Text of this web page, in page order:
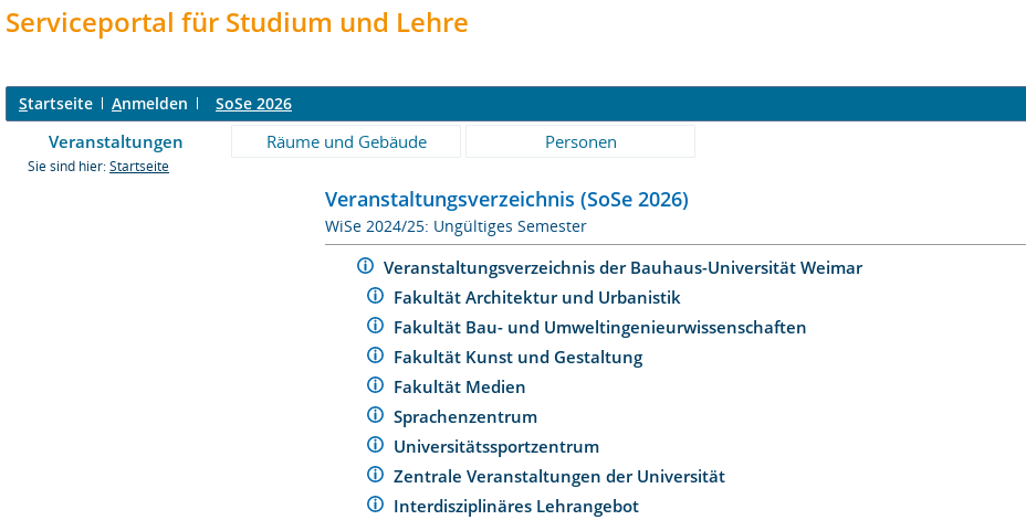
Serviceportal für Studium und Lehre
Startseite Anmelden SoSe 2026
Veranstaltungen Räume und Gebäude Personen
Sie sind hier: Startseite
Veranstaltungsverzeichnis (SoSe 2026)
WiSe 2024/25: Ungültiges Semester
Veranstaltungsverzeichnis der Bauhaus-Universität Weimar
Fakultät Architektur und Urbanistik
Fakultät Bau- und Umweltingenieurwissenschaften
Fakultät Kunst und Gestaltung
Fakultät Medien
Sprachenzentrum
Universitätssportzentrum
Zentrale Veranstaltungen der Universität
Interdisziplinäres Lehrangebot